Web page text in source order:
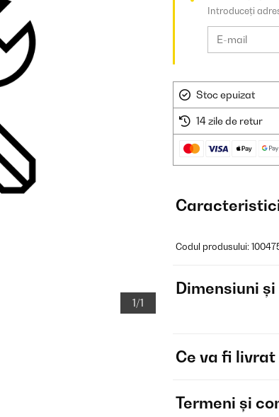
1/1
Introduceți
Stoc epuizat
14 zile de retur
Codul produsului:
Dimensiuni
Ce va fi livrat
Termeni și